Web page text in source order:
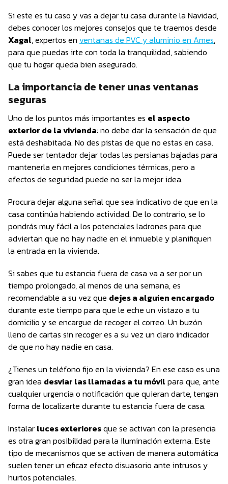
Si este es tu caso y vas a dejar tu casa durante la Navidad,
debes conocer los mejores consejos que te traemos desde
Xagal, expertos en ventanas de PVC y aluminio en Ames,
para que puedas irte con toda la tranquilidad, sabiendo
que tu hogar queda bien asegurado.
La importancia de tener unas ventanas
seguras
Uno de los puntos más importantes es el aspecto
exterior de la vivienda: no debe dar la sensación de que
está deshabitada. No des pistas de que no estas en casa.
Puede ser tentador dejar todas las persianas bajadas para
mantenerla en mejores condiciones térmicas, pero a
efectos de seguridad puede no ser la mejor idea.
Procura dejar alguna señal que sea indicativo de que en la
casa continúa habiendo actividad. De lo contrario, se lo
pondrás muy fácil a los potenciales ladrones para que
adviertan que no hay nadie en el inmueble y planifiquen
la entrada en la vivienda.
Si sabes que tu estancia fuera de casa va a ser por un
tiempo prolongado, al menos de una semana, es
recomendable a su vez que dejes a alguien encargado
durante este tiempo para que le eche un vistazo a tu
domicilio y se encargue de recoger el correo. Un buzón
lleno de cartas sin recoger es a su vez un claro indicador
de que no hay nadie en casa.
¿Tienes un teléfono fijo en la vivienda? En ese caso es una
gran idea desviar las llamadas a tu móvil para que, ante
cualquier urgencia o notificación que quieran darte, tengan
forma de localizarte durante tu estancia fuera de casa.
Instalar luces exterioresque se activan con la presencia
es otra gran posibilidad para la iluminación externa. Este
tipo de mecanismos que se activan de manera automática
suelen tener un eficaz efecto disuasorio ante intrusos y
hurtos potenciales.